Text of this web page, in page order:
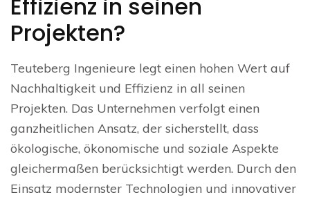
Effizienz in seinen
Projekten?
Teuteberg Ingenieure legt einen hohen Wert auf
Nachhaltigkeit und Effizienz in all seinen
Projekten. Das Unternehmen verfolgt einen
ganzheitlichen Ansatz, der sicherstellt, dass
ökologische, ökonomische und soziale Aspekte
gleichermaßen berücksichtigt werden. Durch den
Einsatz modernster Technologien und innovativer